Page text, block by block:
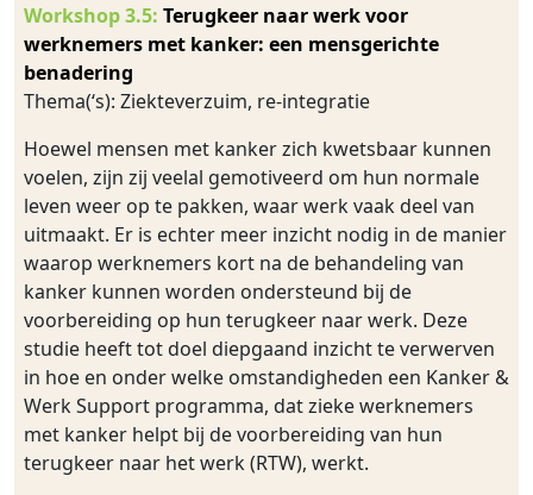
Workshop 3.5: Terugkeer naar werk voor
werknemers met kanker: een mensgerichte
benadering
Thema(‘s): Ziekteverzuim, re-integratie
Hoewel mensen met kanker zich kwetsbaar kunnen
voelen, zijn zij veelal gemotiveerd om hun normale
leven weer op te pakken, waar werk vaak deel van
uitmaakt. Er is echter meer inzicht nodig in de manier
waarop werknemers kort na de behandeling van
kanker kunnen worden ondersteund bij de
voorbereiding op hun terugkeer naar werk. Deze
studie heeft tot doel diepgaand inzicht te verwerven
in hoe en onder welke omstandigheden een Kanker &
Werk Support programma, dat zieke werknemers
met kanker helpt bij de voorbereiding van hun
terugkeer naar het werk (RTW), werkt.